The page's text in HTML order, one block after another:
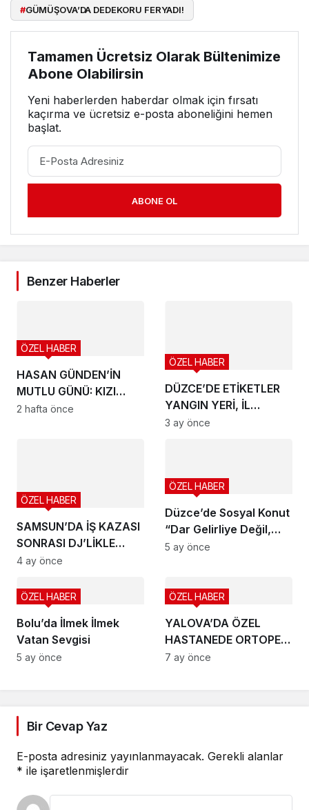
#GÜMÜŞOVA’DA DEDEKORU FERYADI!
Tamamen Ücretsiz Olarak Bültenimize
Abone Olabilirsin
Yeni haberlerden haberdar olmak için fırsatı
kaçırma ve ücretsiz e-posta aboneliğini hemen
başlat.
ABONE OL
Benzer Haberler
HASAN GÜNDEN’İN
MUTLU GÜNÜ: KIZI
HİLAL DÜNYAEVİNE
ÖZEL HABER
2 hafta önce
DÜZCE’DE ETİKETLER
YANGIN YERİ, İL
MÜDÜRLÜĞÜ’NDEN SES
ÖZEL HABER
3 ay önce
SAMSUN’DA İŞ KAZASI
SONRASI DJ’LİKLE
YENİDEN DOĞAN
ÇEKİYOR
ÖZEL HABER
4 ay önce
Düzce’de Sosyal Konut
“Dar Gelirliye Değil,
Torpillilere Mi
ÖZEL HABER
5 ay önce
Bolu’da İlmek İlmek
Vatan Sevgisi
ÖZEL HABER
5 ay önce
YALOVA’DA ÖZEL
HASTANEDE ORTOPEDİ
SKANDALI İDDİASI:
ÖZEL HABER
7 ay önce
Bir Cevap Yaz
E-posta adresiniz yayınlanmayacak. Gerekli alanlar
* ile işaretlenmişlerdir